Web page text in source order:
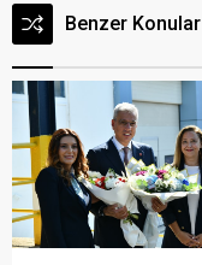
Benzer Konular